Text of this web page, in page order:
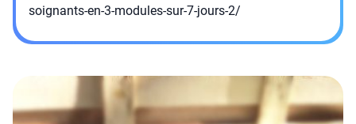
soignants-en-3-modules-sur-7-jours-2/